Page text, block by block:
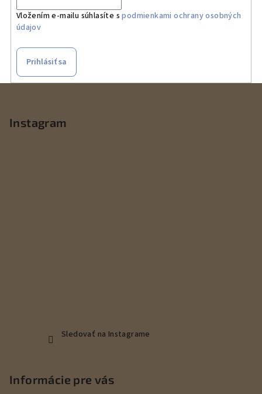
Vložením e-mailu súhlasíte spodmienkami ochrany osobných
údajov
Prihlásiť sa
Instagram
Sledovať na Instagrame
Informácie pre vás